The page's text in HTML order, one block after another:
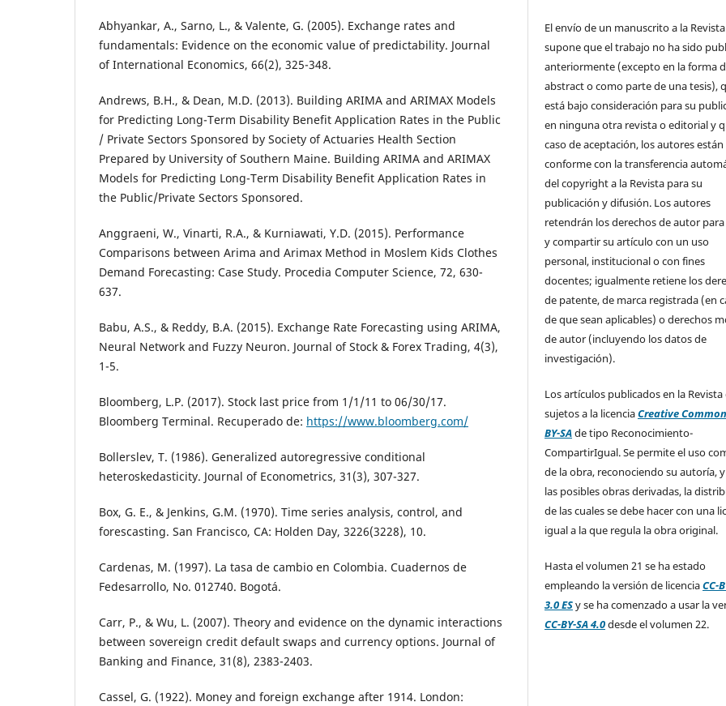
Abhyankar, A., Sarno, L., & Valente, G. (2005). Exchange rates and
fundamentals: Evidence on the economic value of predictability. Journal
of International Economics, 66(2), 325-348.
Andrews, B.H., & Dean, M.D. (2013). Building ARIMA and ARIMAX Models
for Predicting Long-Term Disability Benefit Application Rates in the Public
/ Private Sectors Sponsored by Society of Actuaries Health Section
Prepared by University of Southern Maine. Building ARIMA and ARIMAX
Models for Predicting Long-Term Disability Benefit Application Rates in
the Public/Private Sectors Sponsored.
Anggraeni, W., Vinarti, R.A., & Kurniawati, Y.D. (2015). Performance
Comparisons between Arima and Arimax Method in Moslem Kids Clothes
Demand Forecasting: Case Study. Procedia Computer Science, 72, 630-
637.
Babu, A.S., & Reddy, B.A. (2015). Exchange Rate Forecasting using ARIMA,
Neural Network and Fuzzy Neuron. Journal of Stock & Forex Trading, 4(3),
1-5.
Bloomberg, L.P. (2017). Stock last price from 1/1/11 to 06/30/17.
Bloomberg Terminal. Recuperado de: https://www.bloomberg.com/
Bollerslev, T. (1986). Generalized autoregressive conditional
heteroskedasticity. Journal of Econometrics, 31(3), 307-327.
Box, G. E., & Jenkins, G.M. (1970). Time series analysis, control, and
forescasting. San Francisco, CA: Holden Day, 3226(3228), 10.
Cardenas, M. (1997). La tasa de cambio en Colombia. Cuadernos de
Fedesarrollo, No. 012740. Bogotá.
Carr, P., & Wu, L. (2007). Theory and evidence on the dynamic interactions
between sovereign credit default swaps and currency options. Journal of
Banking and Finance, 31(8), 2383-2403.
Cassel, G. (1922). Money and foreign exchange after 1914. London:
El envío de un manuscrito a la Revista
supone que el trabajo no ha sido
anteriormente (excepto en la forma
abstract o como parte de una tesis),
está bajo consideración para su
en ninguna otra revista o editorial y
caso de aceptación, los autores están
conforme con la transferencia
del copyright a la Revista para su
publicación y difusión. Los autores
retendrán los derechos de autor
y compartir su artículo con un uso
personal, institucional o con fines
docentes; igualmente retiene los
de patente, de marca registrada (en
de que sean aplicables) o derechos
de autor (incluyendo los datos de
investigación).
Los artículos publicados en la Revista
sujetos a la licenciaCreative
BY-SAde tipo Reconocimiento-
CompartirIgual. Se permite el uso
de la obra, reconociendo su autoría,
las posibles obras derivadas, la
de las cuales se debe hacer con una
igual a la que regula la obra original.
Hasta el volumen 21 se ha estado
empleando la versión de licenciaCC-
3.0 ESy se ha comenzado a usar la
CC-BY-SA 4.0desde el volumen 22.